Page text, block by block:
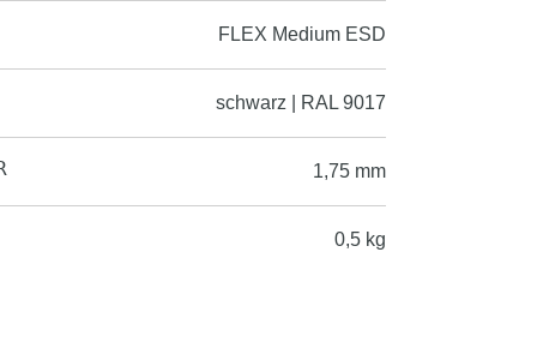
FLEX Medium ESD
schwarz | RAL 9017
1,75 mm
0,5 kg